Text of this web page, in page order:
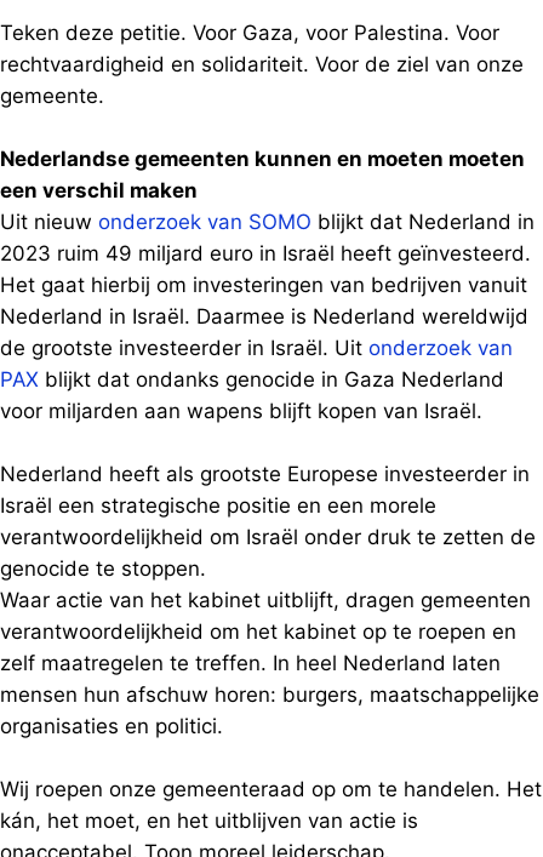
Teken deze petitie. Voor Gaza, voor Palestina. Voor
rechtvaardigheid en solidariteit. Voor de ziel van onze
gemeente.
Nederlandse gemeenten kunnen en moeten moeten
een verschil maken
Uit nieuw onderzoek van SOMO blijkt dat Nederland in
2023 ruim 49 miljard euro in Israël heeft geïnvesteerd.
Het gaat hierbij om investeringen van bedrijven vanuit
Nederland in Israël. Daarmee is Nederland wereldwijd
de grootste investeerder in Israël. Uit onderzoek van
PAX blijkt dat ondanks genocide in Gaza Nederland
voor miljarden aan wapens blijft kopen van Israël.
Nederland heeft als grootste Europese investeerder in
Israël een strategische positie en een morele
verantwoordelijkheid om Israël onder druk te zetten de
genocide te stoppen.
Waar actie van het kabinet uitblijft, dragen gemeenten
verantwoordelijkheid om het kabinet op te roepen en
zelf maatregelen te treffen. In heel Nederland laten
mensen hun afschuw horen: burgers, maatschappelijke
organisaties en politici.
Wij roepen onze gemeenteraad op om te handelen. Het
kán, het moet, en het uitblijven van actie is